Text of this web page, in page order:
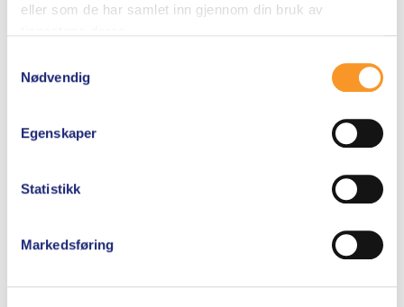
eller som de har samlet inn gjennom din bruk av
Nødvendig
Egenskaper
Statistikk
Markedsføring
SYNTEX WASH-IN –
5
handlekurv